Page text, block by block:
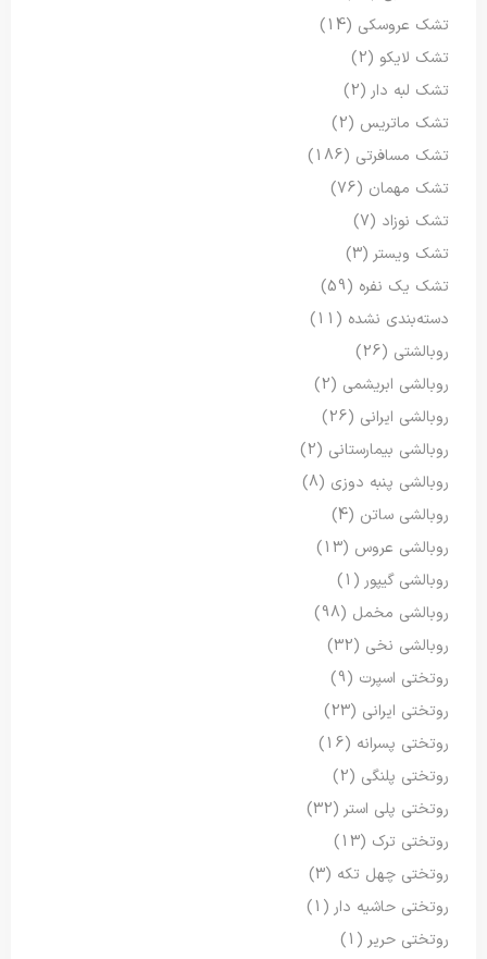
تشک عروسکی (14)
تشک لایکو (2)
تشک لبه دار (2)
تشک ماتریس (2)
تشک مسافرتی (186)
تشک مهمان (76)
تشک نوزاد (7)
تشک ویستر (3)
تشک یک نفره (59)
دسته‌بندی نشده (11)
روبالشتی (26)
روبالشی ابریشمی (2)
روبالشی ایرانی (26)
روبالشی بیمارستانی (2)
روبالشی پنبه دوزی (8)
روبالشی ساتن (4)
روبالشی عروس (13)
روبالشی گیپور (1)
روبالشی مخمل (98)
روبالشی نخی (32)
روتختی اسپرت (9)
روتختی ایرانی (23)
روتختی پسرانه (16)
روتختی پلنگی (2)
روتختی پلی استر (32)
روتختی ترک (13)
روتختی چهل تکه (3)
روتختی حاشیه دار (1)
روتختی حریر (1)